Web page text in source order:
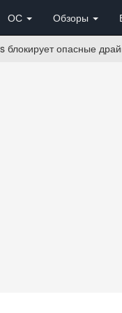
ОС Обзоры
блокирует опасные